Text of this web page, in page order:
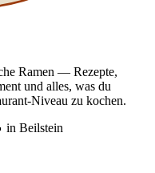
Ramen — Rezepte,
und alles, was du
Niveau zu kochen.
in Beilstein